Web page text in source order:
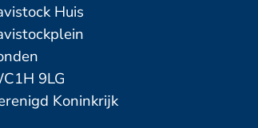
Huis
9LG
Koninkrijk